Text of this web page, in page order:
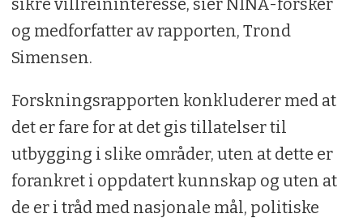
og medforfatter av rapporten, Trond
Simensen.
Forskningsrapporten konkluderer med at
det er fare for at det gis tillatelser til
utbygging i slike områder, uten at dette er
forankret i oppdatert kunnskap og uten at
de er i tråd med nasjonale mål, politiske